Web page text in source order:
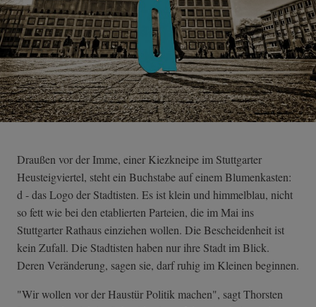
Draußen vor der Imme, einer Kiezkneipe im Stuttgarter
Heusteigviertel, steht ein Buchstabe auf einem Blumenkasten:
d - das Logo der Stadtisten. Es ist klein und himmelblau, nicht
so fett wie bei den etablierten Parteien, die im Mai ins
Stuttgarter Rathaus einziehen wollen. Die Bescheidenheit ist
kein Zufall. Die Stadtisten haben nur ihre Stadt im Blick.
Deren Veränderung, sagen sie, darf ruhig im Kleinen beginnen.
"Wir wollen vor der Haustür Politik machen", sagt Thorsten